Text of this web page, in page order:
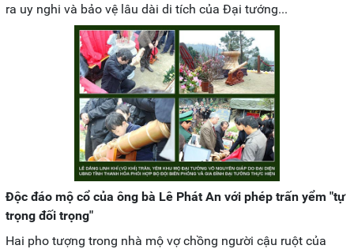
ra uy nghi và bảo vệ lâu dài di tích của Đại tướng...
Độc đáo mộ cổ của ông bà Lê Phát An với phép trấn yểm "tự
trọng đối trọng"
Hai pho tượng trong nhà mộ vợ chồng người cậu ruột của